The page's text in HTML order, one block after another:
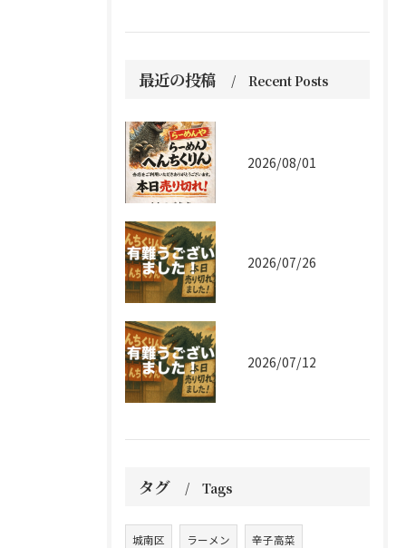
最近の投稿 Recent Posts
2026/08/01
2026/07/26
2026/07/12
タグ Tags
城南区 ラーメン 辛子高菜